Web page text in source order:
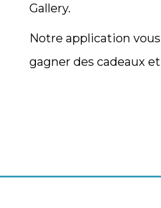
Gallery.
Notre application
gagner des cadeaux